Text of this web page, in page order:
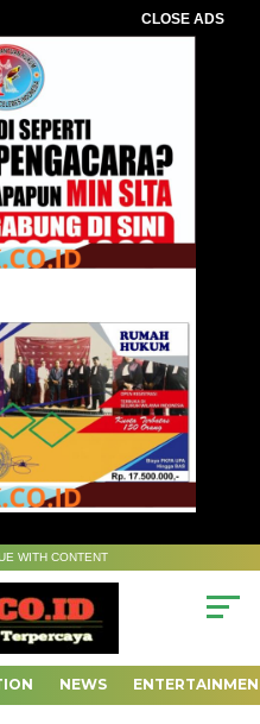
CLOSE ADS
WITH CONTENT
NEWS